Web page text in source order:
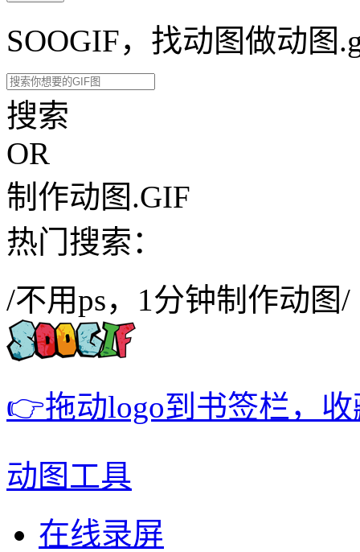
SOOGIF，找动图做动图
搜索
OR
制作动图.GIF
热门搜索：
/不用ps，1分钟制作动图/
👉拖动logo到书签栏，
动图工具
在线录屏